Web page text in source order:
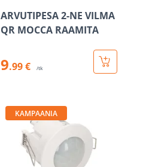
ARVUTIPESA 2-NE VILMA
QR MOCCA RAAMITA
9.99 € /tk
KAMPAANIA